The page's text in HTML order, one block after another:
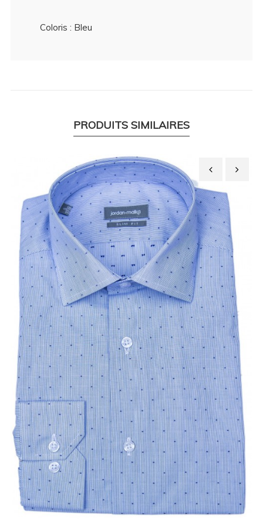
Coloris : Bleu
PRODUITS SIMILAIRES
‹